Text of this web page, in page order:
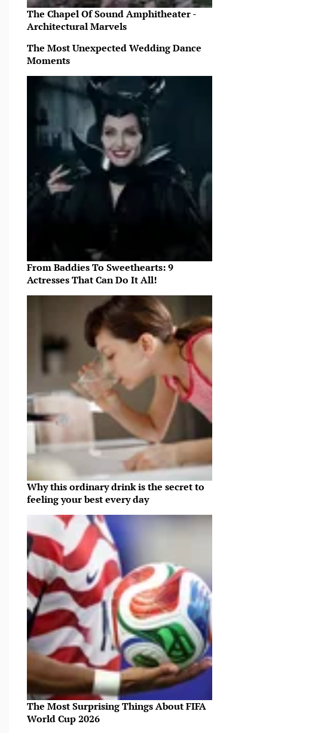
The Chapel Of Sound Amphitheater -
Architectural Marvels
The Most Unexpected Wedding Dance
Moments
From Baddies To Sweethearts: 9
Actresses That Can Do It All!
Why this ordinary drink is the secret to
feeling your best every day
The Most Surprising Things About FIFA
World Cup 2026